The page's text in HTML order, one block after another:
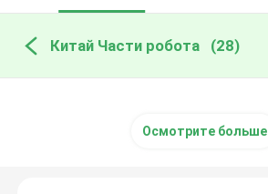
Китай Части робота (28)
Осмотрите больше